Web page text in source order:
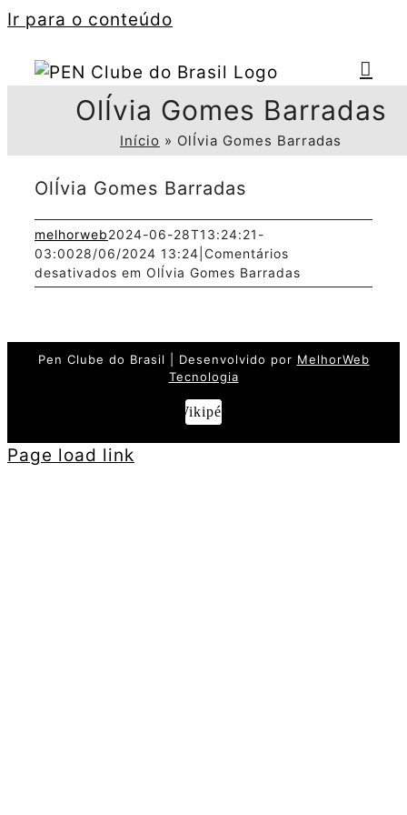
Ir para o conteúdo
OlÍvia Gomes Barradas
Início » OlÍvia Gomes Barradas
OlÍvia Gomes Barradas
melhorweb2024-06-28T13:24:21-
03:0028/06/2024 13:24 Comentários
desativados em OlÍvia Gomes Barradas
Pen Clube do Brasil | Desenvolvido por MelhorWeb
Tecnologia
Wikipédia
Page load link